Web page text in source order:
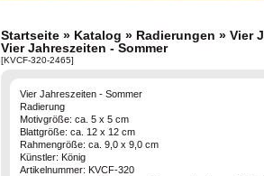
Startseite » Katalog » Radierungen » Vier
Vier Jahreszeiten - Sommer
[KVCF-320-2465]
Vier Jahreszeiten - Sommer
Radierung
Motivgröße: ca. 5 x 5 cm
Blattgröße: ca. 12 x 12 cm
Rahmengröße: ca. 9,0 x 9,0 cm
Künstler: König
Artikelnummer: KVCF-320